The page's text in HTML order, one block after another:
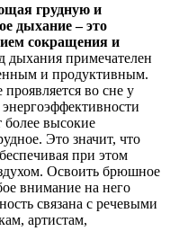
грудную и
дыхание – это
сокращения и
дыхания примечателен
и продуктивным.
во сне у
высокие
Это значит, что
при этом
Освоить брюшное
внимание на него
связана с речевыми
артистам,